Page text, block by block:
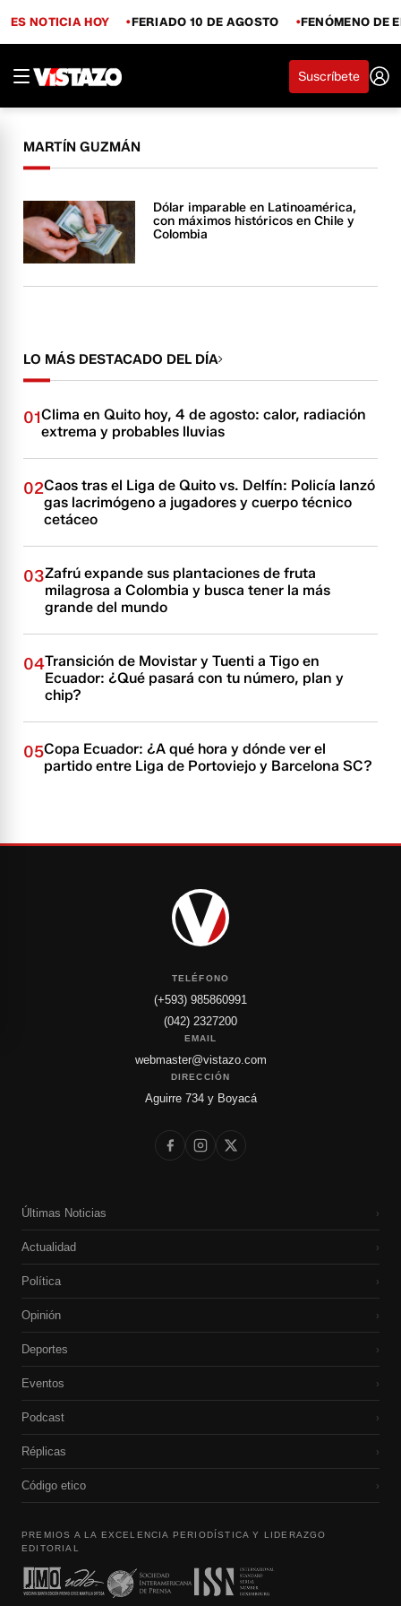
ES NOTICIA HOY FERIADO 10 DE AGOSTO FENÓMENO DE
Suscríbete
MARTÍN GUZMÁN
Dólar imparable en Latinoamérica,
con máximos históricos en Chile y
Colombia
LO MÁS DESTACADO DEL DÍA
01Clima en Quito hoy, 4 de agosto: calor, radiación
extrema y probables lluvias
02Caos tras el Liga de Quito vs. Delfín: Policía lanzó
gas lacrimógeno a jugadores y cuerpo técnico
cetáceo
03Zafrú expande sus plantaciones de fruta
milagrosa a Colombia y busca tener la más
grande del mundo
04Transición de Movistar y Tuenti a Tigo en
Ecuador: ¿Qué pasará con tu número, plan y
chip?
05Copa Ecuador: ¿A qué hora y dónde ver el
partido entre Liga de Portoviejo y Barcelona SC?
TELÉFONO
(+593) 985860991
(042) 2327200
EMAIL
webmaster@vistazo.com
DIRECCIÓN
Aguirre 734 y Boyacá
Últimas Noticias ›
Actualidad ›
Política ›
Opinión ›
Deportes ›
Eventos ›
Podcast ›
Réplicas ›
Código etico ›
PREMIOS A LA EXCELENCIA PERIODÍSTICA Y LIDERAZGO
EDITORIAL